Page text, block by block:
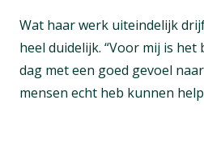
Wat haar werk uiteindelijk
heel duidelijk. “Voor mij is
dag met een goed gevoel
mensen echt heb kunnen